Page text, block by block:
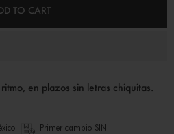
TO CART
Primer cambio SIN